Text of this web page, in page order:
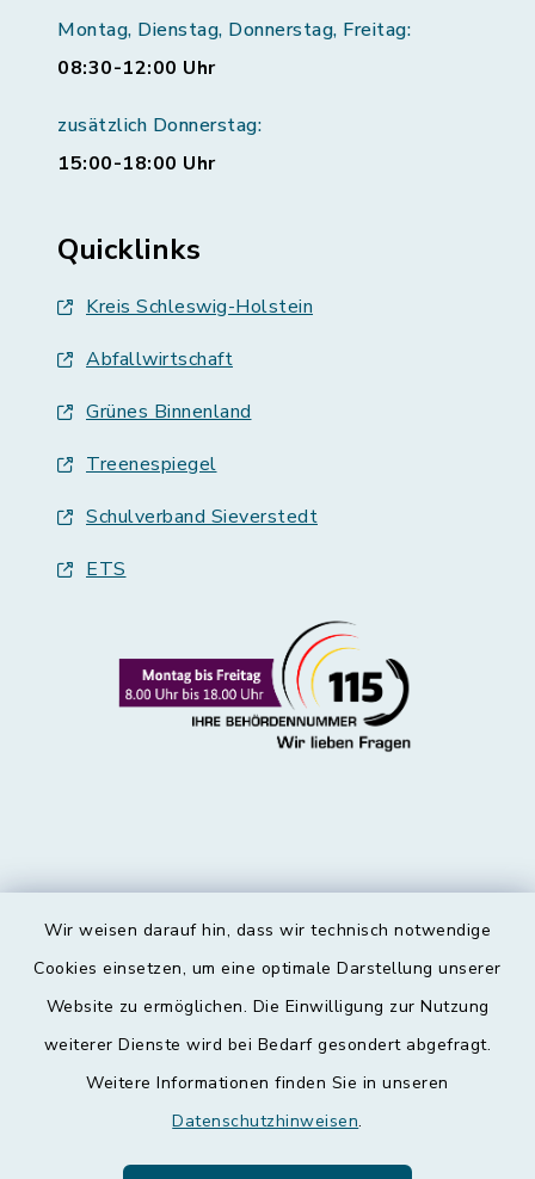
Wir weisen darauf hin, dass wir technisch notwendige
Cookies einsetzen, um eine optimale Darstellung unserer
Website zu ermöglichen. Die Einwilligung zur Nutzung
weiterer Dienste wird bei Bedarf gesondert abgefragt.
Weitere Informationen finden Sie in unseren
Datenschutzhinweisen.
Montag, Dienstag, Donnerstag, Freitag:
08:30-12:00 Uhr
zusätzlich Donnerstag:
15:00-18:00 Uhr
Quicklinks
Kreis Schleswig-Holstein
Abfallwirtschaft
Grünes Binnenland
Treenespiegel
Schulverband Sieverstedt
ETS
Kontakt
Datenschutz